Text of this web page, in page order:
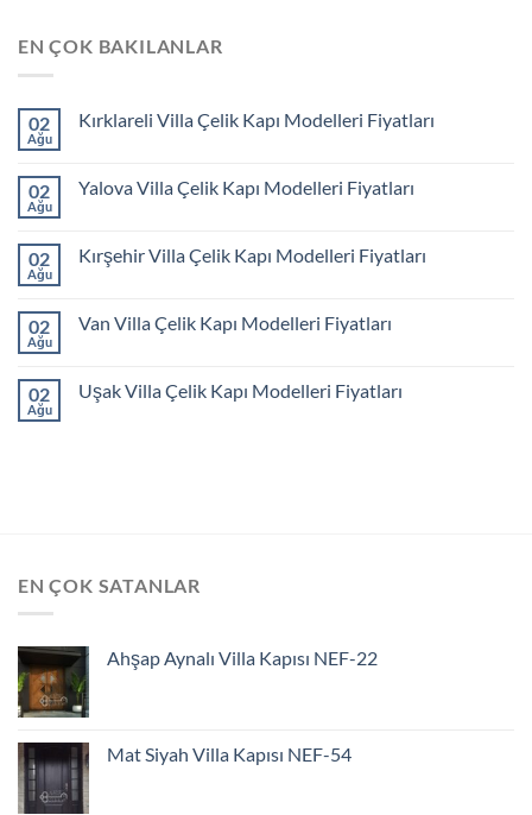
EN ÇOK BAKILANLAR
02
Ağu
Kırklareli Villa Çelik Kapı Modelleri Fiyatları
02
Ağu
Yalova Villa Çelik Kapı Modelleri Fiyatları
02
Ağu
Kırşehir Villa Çelik Kapı Modelleri Fiyatları
02
Ağu
Van Villa Çelik Kapı Modelleri Fiyatları
02
Ağu
Uşak Villa Çelik Kapı Modelleri Fiyatları
EN ÇOK SATANLAR
Ahşap Aynalı Villa Kapısı NEF-22
Mat Siyah Villa Kapısı NEF-54